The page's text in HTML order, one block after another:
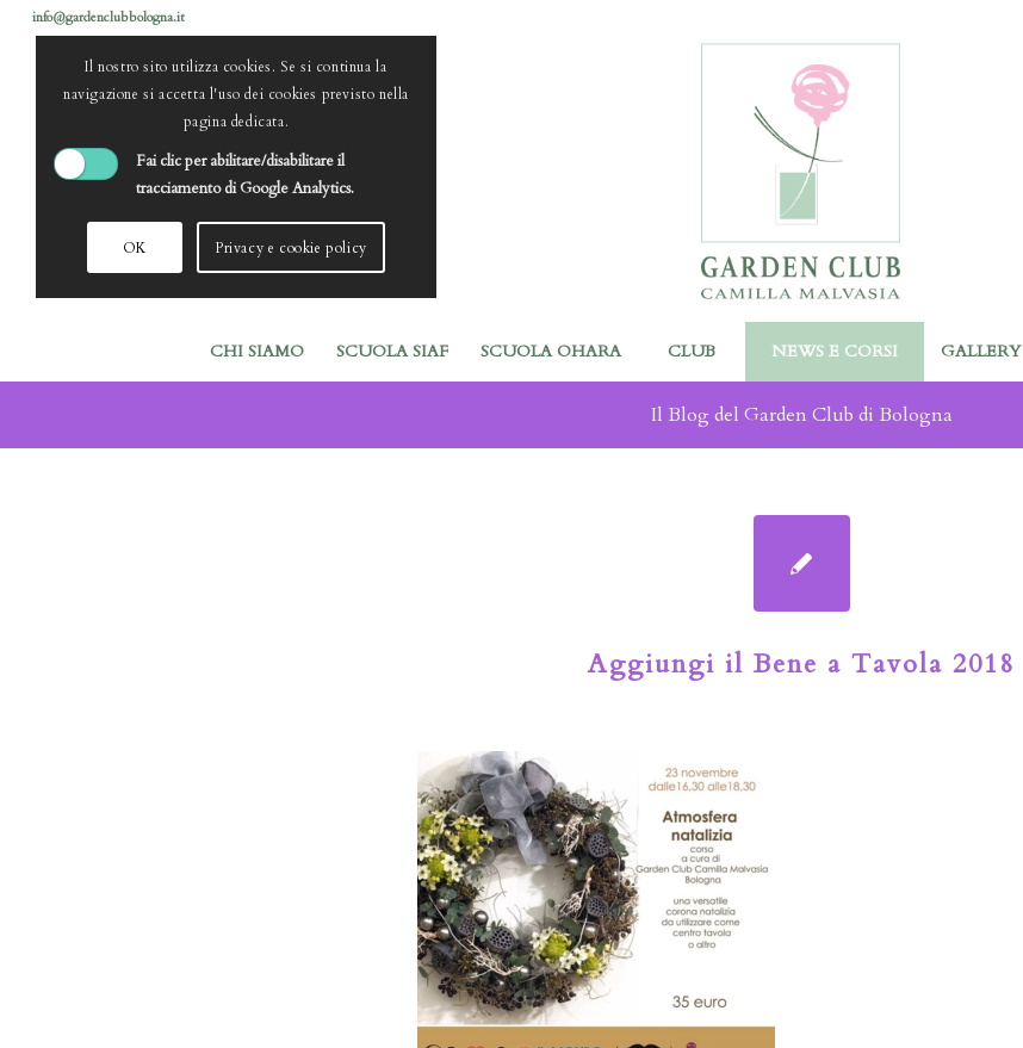
info@gardenclubbologna.it
CHI SIAMO SCUOLA SIAF SCUOLA OHARA CLUB NEWS E CORSI GALLERY
Il Blog del Garden Club di Bologna
Aggiungi il Bene a Tavola 2018
Il nostro sito utilizza cookies. Se si continua la
navigazione si accetta l'uso dei cookies previsto nella
pagina dedicata.
Fai clic per abilitare/disabilitare il
tracciamento di Google Analytics.
OK Privacy e cookie policy